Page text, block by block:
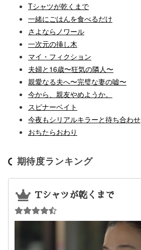
Tシャツが乾くまで
一緒にごはんを食べるだけ
さよならノワール
一次元の挿し木
マイ・フィクション
夫婦と16歳〜狂気の隣人〜
親愛なる夫へ〜完璧な妻の嘘〜
今から、親友やめようか。
スピナーベイト
今夜もシリアルキラーと待ち合わせ
おちたらおわり
期待度ランキング
Tシャツが乾くまで